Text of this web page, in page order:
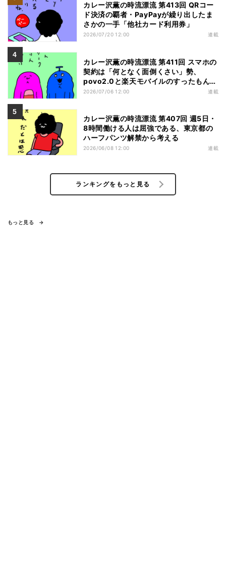
カレー沢薫の時流漂流 第413回 QRコー
ド決済の覇者・PayPayが繰り出したま
さかの一手「他社カード利用券」
2026/07/20 12:00 連載
カレー沢薫の時流漂流 第411回 スマホの
契約は「何となく面倒くさい」勢、
povo2.0と楽天モバイルのすったもんだ
を眺める
2026/07/06 12:00 連載
カレー沢薫の時流漂流 第407回 週5日・
8時間働ける人は屈強である、東京都の
ハーフパンツ解禁から考える
2026/06/08 12:00 連載
ランキングをもっと見る
もっと見る